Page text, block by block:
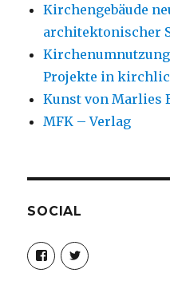
Kirchengebäude
architektonischer
Projekte in
Kunst von Marlies
MFK – Verlag
SOCIAL
Profil
von
christoph.fleischer1
Profil
von